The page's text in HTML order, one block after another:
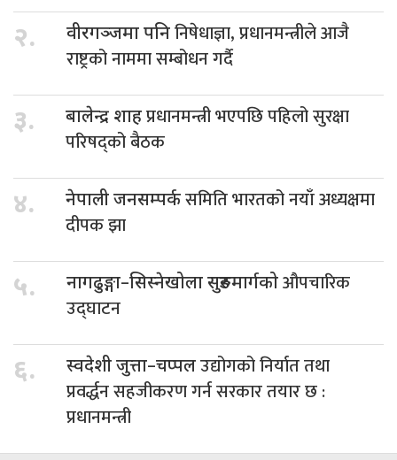
२. वीरगञ्जमा पनिनिषेधाज्ञा, प्रधानमन्त्रीले आजै
राष्ट्रको नाममा सम्बोधन गर्दै
३. बालेन्द्र शाहप्रधानमन्त्री भएपछि पहिलो सुरक्षा
परिषद्को बैठक
४. नेपाली जनसम्पर्कसमिति भारतको नयाँ अध्यक्षमा
दीपक झा
५. नागढुङ्गा–सिस्नेखोला सुरुङमार्गकोऔपचारिक
उद्घाटन
६. स्वदेशी जुत्ता–चप्पलउद्योगको निर्यात तथा
प्रवर्द्धन सहजीकरण गर्न सरकार तयार छ :
प्रधानमन्त्री